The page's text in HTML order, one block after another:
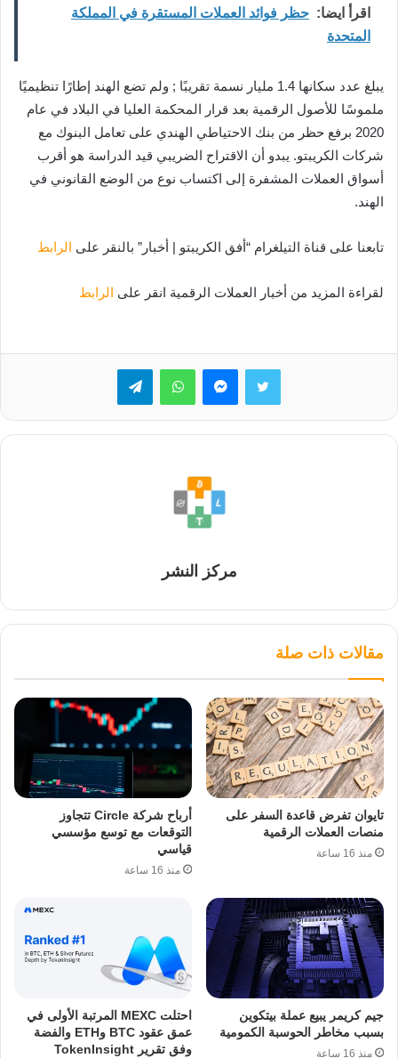
اقرأ ايضا: حظر فوائد العملات المستقرة في المملكة
المتحدة
يبلغ عدد سكانها 1.4 مليار نسمة تقريبًا ; ولم تضع الهند إطارًا تنظيميًا
ملموسًا للأصول الرقمية بعد قرار المحكمة العليا في البلاد في عام
2020 برفع حظر من بنك الاحتياطي الهندي على تعامل البنوك مع
شركات الكريبتو. يبدو أن الاقتراح الضريبي قيد الدراسة هو أقرب
أسواق العملات المشفرة إلى اكتساب نوع من الوضع القانوني في
الهند.
تابعنا على قناة التيلغرام “أفق الكريبتو | أخبار” بالنقر على الرابط
لقراءة المزيد من أخبار العملات الرقمية انقر على الرابط
تويتر ماسنجرواتساب تيلقرام
مركز النشر
مقالات ذات صلة
تايوان تفرض قاعدة السفر على
منصات العملات الرقمية
منذ 16 ساعة
أرباح شركة Circle تتجاوز
التوقعات مع توسع مؤسسي
قياسي
منذ 16 ساعة
جيم كريمر يبيع عملة بيتكوين
بسبب مخاطر الحوسبة الكمومية
منذ 16 ساعة
احتلت MEXC المرتبة الأولى في
عمق عقود BTC وETH والفضة
وفق تقرير TokenInsight